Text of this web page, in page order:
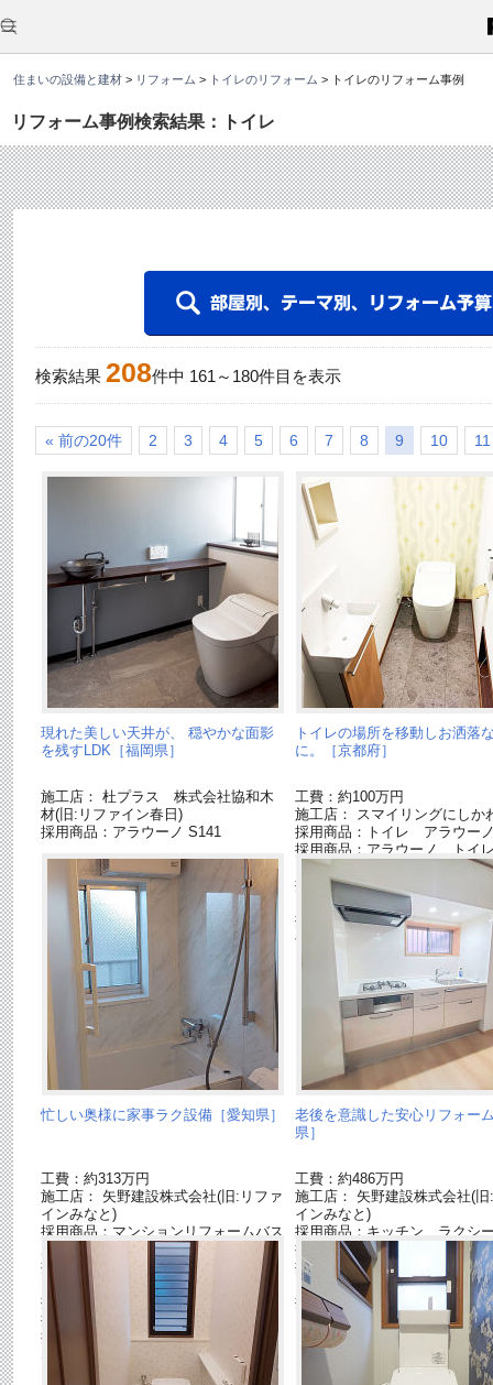
住まいの設備と建材 > リフォーム > トイレのリフォーム > トイレのリフォーム事例
リフォーム事例検索結果：トイレ
こ
か
ら
文
す
検索結果 208件中 161 ～ 180件目を表示
« 前の20件 2 3 4 5 6 7 8 9 10 11
現れた美しい天井が、 穏やかな面影
を残すLDK［福岡県］
施工店： 杜プラス 株式会社協和木
材(旧:リファイン春日)
採用商品：アラウーノ S141
トイレの場所を移動しお洒落
に。［京都府］
工費：約100万円
施工店： スマイリングにしか
採用商品：トイレ アラウー
採用商品：アラウーノ トイ
採用商品：フローリング ア
ックシリーズ
採用商品：ベリティス クラフ
ベル
忙しい奥様に家事ラク設備［愛知県］
工費：約313万円
施工店： 矢野建設株式会社(旧:リファ
インみなと)
採用商品：マンションリフォームバス
ルーム MR
採用商品：洗面ドレッシング ウツク
シーズ
採用商品：トイレ アラウーノ ＳⅡ
採用商品：内装ドア ベリティス
採用商品：床材 ベリティスフロアー
S ハードコート
老後を意識した安心リフォー
県］
工費：約486万円
施工店： 矢野建設株式会社(
インみなと)
採用商品：キッチン ラクシ
採用商品：バスルーム リフ
採用商品：洗面ドレッシング
イン
採用商品：アラウーノ L150シ